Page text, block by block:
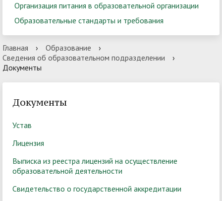
Организация питания в образовательной организации
Образовательные стандарты и требования
Главная › Образование
›
Сведения об образовательном подразделении
›
Документы
Документы
Устав
Лицензия
Выписка из реестра лицензий на осуществление
образовательной деятельности
Свидетельство о государственной аккредитации